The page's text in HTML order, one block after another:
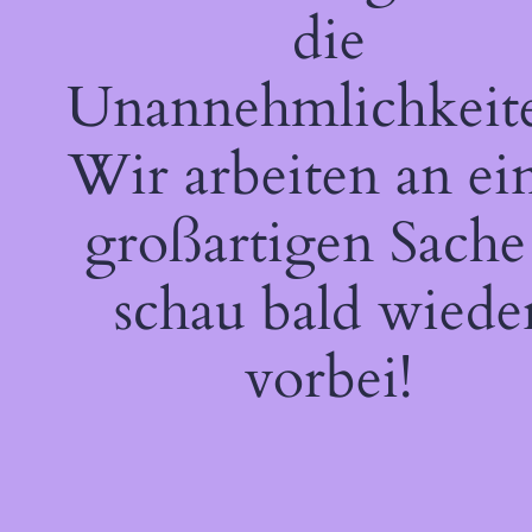
die
Wir arbeiten an
großartigen
schau bald
vorbei!